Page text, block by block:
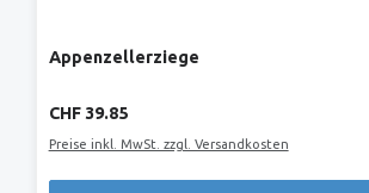
Appenzellerziege
Regulärer Preis:
CHF 39.85
Preise inkl. MwSt. zzgl. Versandkosten